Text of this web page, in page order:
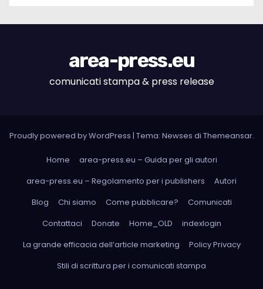
area-press.eu
comunicati stampa & press release
Proudly powered by WordPress | Tema: Newses di Themeansar.
Home
area-press.eu – Guida per gli autori
area-press.eu – Regolamento per i publishers
Autori
Blog
Chi siamo Come pubblicare?
Comunicati
Contattaci
Donate Home_OLD
indexlogin
La grande efficacia dell’article marketing
Policy Privacy
Stili di scrittura per i comunicati stampa